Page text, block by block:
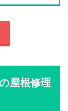
屋根修理